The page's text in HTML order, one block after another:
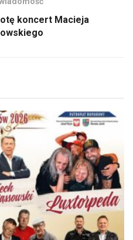
koncert Macieja